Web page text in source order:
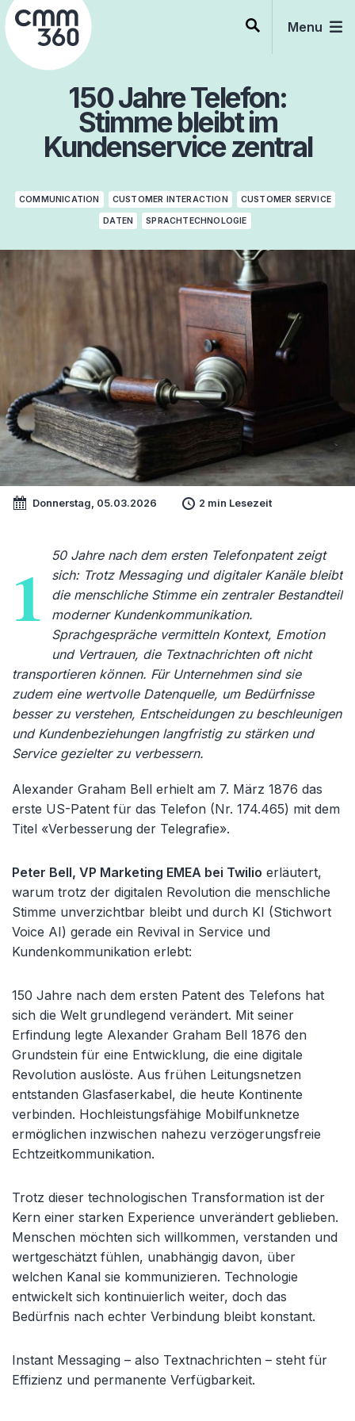
Skip
to
content
Menu
150 Jahre Telefon:
Stimme bleibt im
Kundenservice zentral
COMMUNICATION CUSTOMER INTERACTION CUSTOMER SERVICE
DATEN SPRACHTECHNOLOGIE
Donnerstag, 05.03.2026 2 min Lesezeit
1
50 Jahre nach dem ersten Telefonpatent zeigt
sich: Trotz Messaging und digitaler Kanäle bleibt
die menschliche Stimme ein zentraler Bestandteil
moderner Kundenkommunikation.
Sprachgespräche vermitteln Kontext, Emotion
und Vertrauen, die Textnachrichten oft nicht
transportieren können. Für Unternehmen sind sie
zudem eine wertvolle Datenquelle, um Bedürfnisse
besser zu verstehen, Entscheidungen zu beschleunigen
und Kundenbeziehungen langfristig zu stärken und
Service gezielter zu verbessern.
Alexander Graham Bell erhielt am 7. März 1876 das
erste US-Patent für das Telefon (Nr. 174.465) mit dem
Titel «Verbesserung der Telegrafie».
Peter Bell, VP Marketing EMEA bei Twilio erläutert,
warum trotz der digitalen Revolution die menschliche
Stimme unverzichtbar bleibt und durch KI (Stichwort
Voice AI) gerade ein Revival in Service und
Kundenkommunikation erlebt:
150 Jahre nach dem ersten Patent des Telefons hat
sich die Welt grundlegend verändert. Mit seiner
Erfindung legte Alexander Graham Bell 1876 den
Grundstein für eine Entwicklung, die eine digitale
Revolution auslöste. Aus frühen Leitungsnetzen
entstanden Glasfaserkabel, die heute Kontinente
verbinden. Hochleistungsfähige Mobilfunknetze
ermöglichen inzwischen nahezu verzögerungsfreie
Echtzeitkommunikation.
Trotz dieser technologischen Transformation ist der
Kern einer starken Experience unverändert geblieben.
Menschen möchten sich willkommen, verstanden und
wertgeschätzt fühlen, unabhängig davon, über
welchen Kanal sie kommunizieren. Technologie
entwickelt sich kontinuierlich weiter, doch das
Bedürfnis nach echter Verbindung bleibt konstant.
Instant Messaging – also Textnachrichten – steht für
Effizienz und permanente Verfügbarkeit.